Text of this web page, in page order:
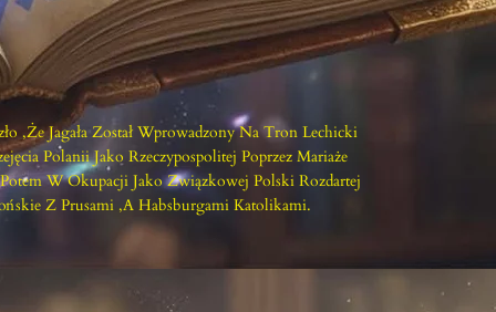
,że Jagała Został Wprowadzony Na Tron Lechicki
Polanii Jako Rzeczypospolitej Poprzez Mariaże
W Okupacji Jako Związkowej Polski Rozdartej
Z Prusami ,a Habsburgami Katolikami.